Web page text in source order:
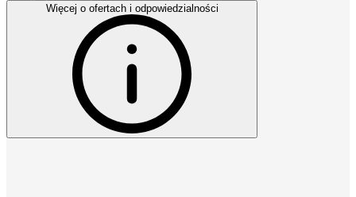
Więcej o ofertach i odpowiedzialności